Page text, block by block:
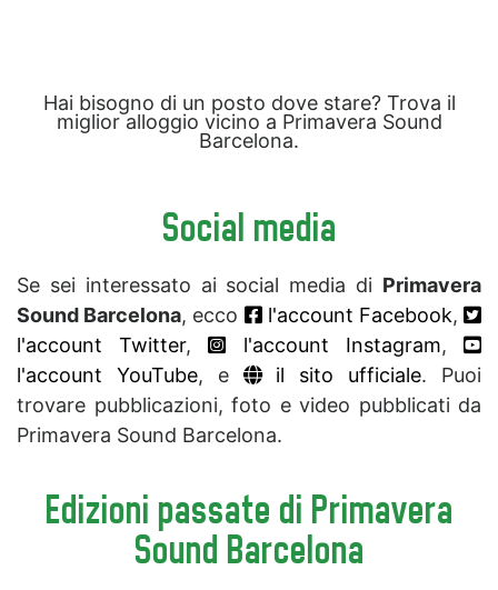
Hai bisogno di un posto dove stare? Trova il
miglior alloggio vicino a Primavera Sound
Barcelona.
Social media
Se sei interessato ai social media di Primavera
Sound Barcelona, ecco l'account Facebook,
l'account Twitter, l'account Instagram,
l'account YouTube, e il sito ufficiale. Puoi
trovare pubblicazioni, foto e video pubblicati da
Primavera Sound Barcelona.
Edizioni passate di Primavera
Sound Barcelona